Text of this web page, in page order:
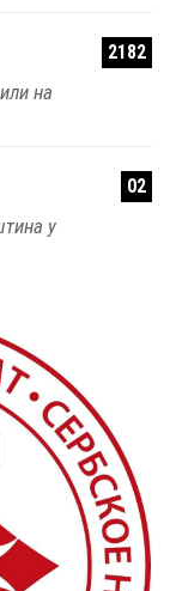
2182
на
02
у